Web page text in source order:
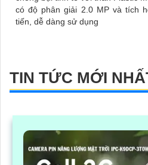
có độ phân giải 2.0 MP và tích
tiến, dễ dàng sử dụng
TIN TỨC MỚI